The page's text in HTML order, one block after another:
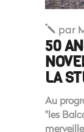
par
50
LA
Au
"les